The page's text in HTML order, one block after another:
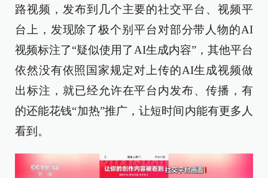
路视频，发布到几个主要的社交平台、视频平
台上，发现除了极个别平台对部分带人物的AI
视频标注了“疑似使用了AI生成内容”，其他平台
依然没有依照国家规定对上传的AI生成视频做
出标注，就已经允许在平台内发布、传播，有
的还能花钱“加热”推广，让短时间内能有更多人
看到。